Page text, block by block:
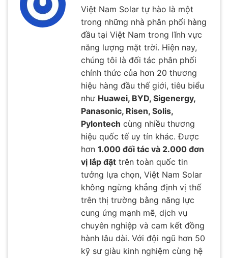
Việt Nam Solar tự hào là một
trong những nhà phân phối hàng
đầu tại Việt Nam trong lĩnh vực
năng lượng mặt trời. Hiện nay,
chúng tôi là đối tác phân phối
chính thức của hơn 20 thương
hiệu hàng đầu thế giới, tiêu biểu
như Huawei, BYD, Sigenergy,
Panasonic, Risen, Solis,
Pylontech cùng nhiều thương
hiệu quốc tế uy tín khác. Được
hơn 1.000 đối tác và 2.000 đơn
vị lắp đặt trên toàn quốc tin
tưởng lựa chọn, Việt Nam Solar
không ngừng khẳng định vị thế
trên thị trường bằng năng lực
cung ứng mạnh mẽ, dịch vụ
chuyên nghiệp và cam kết đồng
hành lâu dài. Với đội ngũ hơn 50
kỹ sư giàu kinh nghiệm cùng hệ